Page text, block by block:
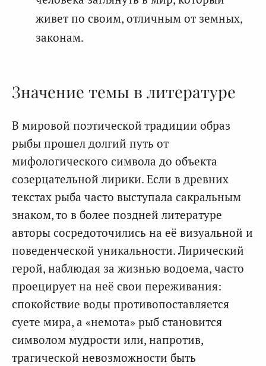
живет по своим, отличным от земных,
законам.
Значение темы в литературе
В мировой поэтической традиции образ
рыбы прошел долгий путь от
мифологического символа до объекта
созерцательной лирики. Если в древних
текстах рыба часто выступала сакральным
знаком, то в более поздней литературе
авторы сосредоточились на её визуальной и
поведенческой уникальности. Лирический
герой, наблюдая за жизнью водоема, часто
проецирует на неё свои переживания:
спокойствие воды противопоставляется
суете мира, а «немота» рыб становится
символом мудрости или, напротив,
трагической невозможности быть